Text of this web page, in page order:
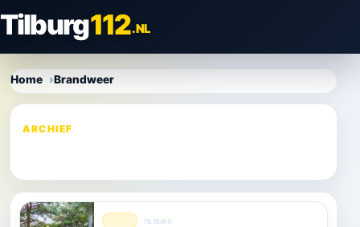
Direct
content
Tilburg112.NL
Home Brandweer
ARCHIEF
TILBURG